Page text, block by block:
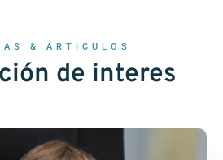
& ARTICULOS
de interes